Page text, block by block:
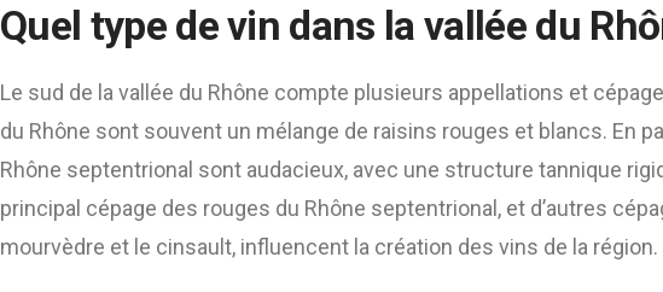
Quel type de vin dans la vallée du
Le sud de la vallée du Rhône compte plusieurs appellations et
du Rhône sont souvent un mélange de raisins rouges et blancs. En
Rhône septentrional sont audacieux, avec une structure tannique
principal cépage des rouges du Rhône septentrional, et d’autres
mourvèdre et le cinsault, influencent la création des vins de la région.